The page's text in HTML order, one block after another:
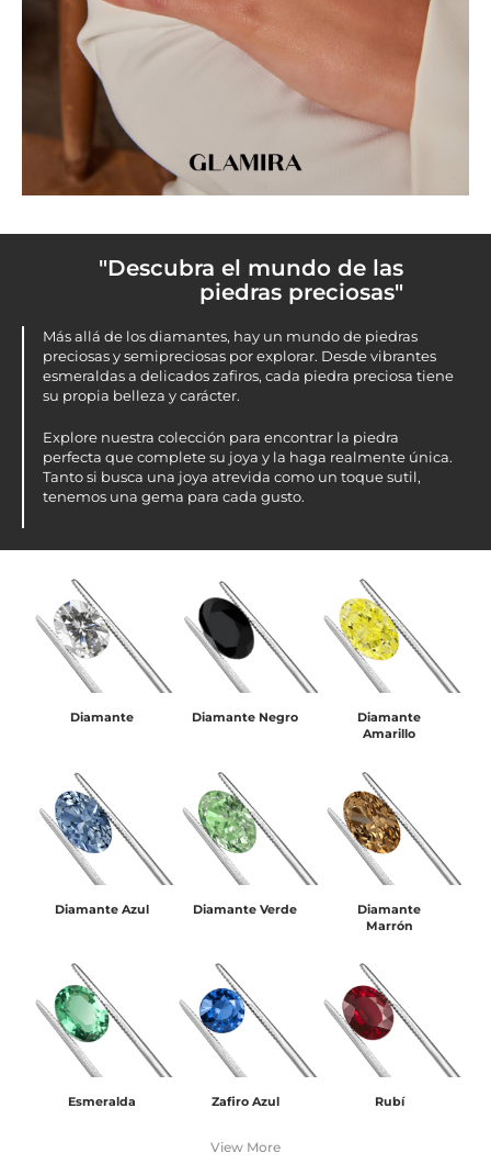
"Descubra el mundo de las
piedras preciosas"
Más allá de los diamantes, hay un mundo de piedras
preciosas y semipreciosas por explorar. Desde vibrantes
esmeraldas a delicados zafiros, cada piedra preciosa tiene
su propia belleza y carácter.
Explore nuestra colección para encontrar la piedra
perfecta que complete su joya y la haga realmente única.
Tanto si busca una joya atrevida como un toque sutil,
tenemos una gema para cada gusto.
Diamante Diamante Negro
Diamante
Amarillo
Diamante Azul Diamante Verde
Diamante
Marrón
Esmeralda Zafiro Azul Rubí
View More